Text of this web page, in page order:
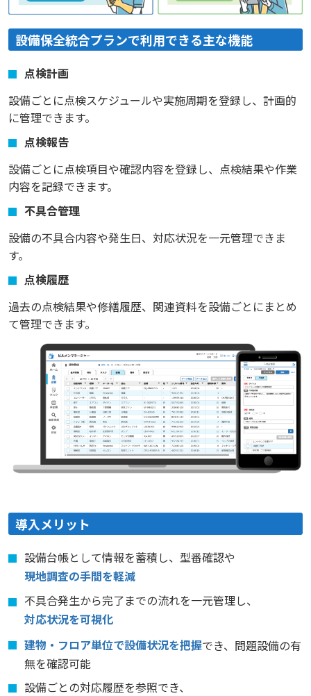
設備保全統合プランで利用できる主な機能
点検計画
設備ごとに点検スケジュールや実施周期を登録し、計画的
に管理できます。
点検報告
設備ごとに点検項目や確認内容を登録し、点検結果や作業
内容を記録できます。
不具合管理
設備の不具合内容や発生日、対応状況を一元管理できま
す。
点検履歴
過去の点検結果や修繕履歴、関連資料を設備ごとにまとめ
て管理できます。
導入メリット
設備台帳として情報を蓄積し、型番確認や
現地調査の手間を軽減
不具合発生から完了までの流れを一元管理し、
対応状況を可視化
建物・フロア単位で設備状況を把握でき、問題設備の有
無を確認可能
設備ごとの対応履歴を参照でき、